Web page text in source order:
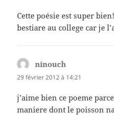
Cette poésie est super
bestiare au college car je
ninouch
29 février 2012 à 14:21
j’aime bien ce poeme
maniere dont le poisson